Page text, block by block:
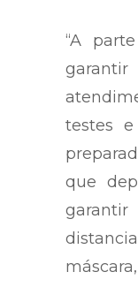
“A
testes
que